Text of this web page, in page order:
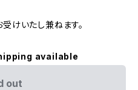
けいたし兼ねます。
available
out